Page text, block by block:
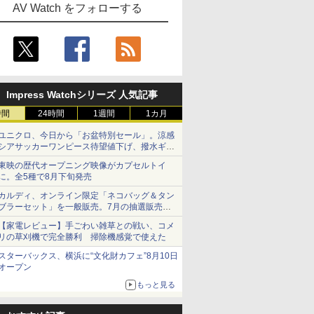
AV Watch をフォローする
Impress Watchシリーズ 人気記事
24時間 1週間 1カ月
ニクロ、今日から「お盆特別セール」。涼感
アサッカーワンピース待望値下げ、撥水ギア
ョーツは1990円に
映の歴代オープニング映像がカプセルトイ
。全5種で8月下旬発売
ルディ、オンライン限定「ネコバッグ＆タン
ラーセット」を一般販売。7月の抽選販売の
選無効分
家電レビュー】手ごわい雑草との戦い、コメ
の草刈機で完全勝利 掃除機感覚で使えた
ターバックス、横浜に“文化財カフェ”8月10日
ープン
もっと見る